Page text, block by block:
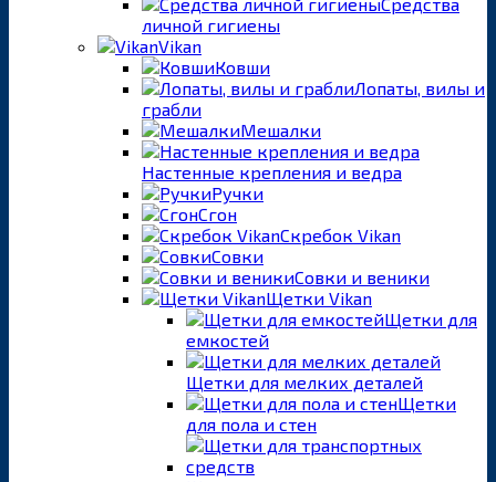
личной гигиены
Vikan
Ковши
Лопаты, вилы и
грабли
Мешалки
Настенные крепления и ведра
Ручки
Сгон
Скребок Vikan
Совки
Совки и веники
Щетки Vikan
Щетки для
емкостей
Щетки для мелких деталей
Щетки
для пола и стен